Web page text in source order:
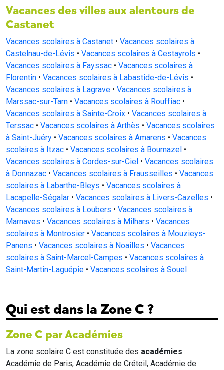
Vacances des villes aux alentours de
Castanet
Vacances scolaires à Castanet • Vacances scolaires à
Castelnau-de-Lévis • Vacances scolaires à Cestayrols •
Vacances scolaires à Fayssac • Vacances scolaires à
Florentin • Vacances scolaires à Labastide-de-Lévis •
Vacances scolaires à Lagrave • Vacances scolaires à
Marssac-sur-Tarn • Vacances scolaires à Rouffiac •
Vacances scolaires à Sainte-Croix • Vacances scolaires à
Terssac • Vacances scolaires à Arthès • Vacances scolaires
à Saint-Juéry • Vacances scolaires à Amarens • Vacances
scolaires à Itzac • Vacances scolaires à Bournazel •
Vacances scolaires à Cordes-sur-Ciel • Vacances scolaires
à Donnazac • Vacances scolaires à Frausseilles • Vacances
scolaires à Labarthe-Bleys • Vacances scolaires à
Lacapelle-Ségalar • Vacances scolaires à Livers-Cazelles •
Vacances scolaires à Loubers • Vacances scolaires à
Marnaves • Vacances scolaires à Milhars • Vacances
scolaires à Montrosier • Vacances scolaires à Mouzieys-
Panens • Vacances scolaires à Noailles • Vacances
scolaires à Saint-Marcel-Campes • Vacances scolaires à
Saint-Martin-Laguépie • Vacances scolaires à Souel
Qui est dans la Zone C ?
Zone C par Académies
La zone scolaire C est constituée des académies :
Académie de Paris, Académie de Créteil, Académie de